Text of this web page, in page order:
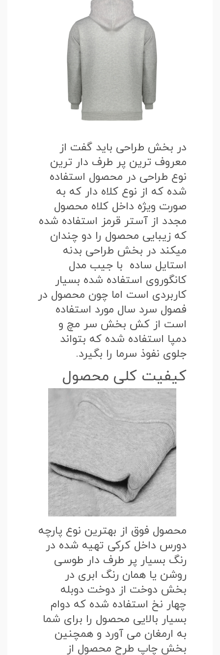
در بخش طراحی باید گفت از
معروف ترین پر طرف دار ترین
نوع طراحی در محصول استفاده
شده که از نوع کلاه دار که به
صورت ویژه داخل کلاه محصول
مجدد از آستر قرمز استفاده شده
که زیبایی محصول را دو چندان
میکند در بخش طراحی بدنه
استایل ساده با جیب مدل
کانگوروی استفاده شده بسیار
کاربردی است اما چون محصول در
فصول سرد سال مورد استفاده
است از کش بخش سر مچ و
دمپا استفاده شده که بتواند
جلوی نفوذ سرما را بگیرد.
کیفیت کلی محصول
محصول فوق از بهترین نوع پارچه
دورس داخل کرکی تهیه شده در
رنگ بسیار پر طرف دار طوسی
روشن یا همان رنگ ابری در
بخش دوخت از دوخت دوبله
چهار نخ استفاده شده که دوام
بسیار بالایی محصول را برای شما
به ارمغان می آورد و همچنین
بخش چاپ طرح محصول از